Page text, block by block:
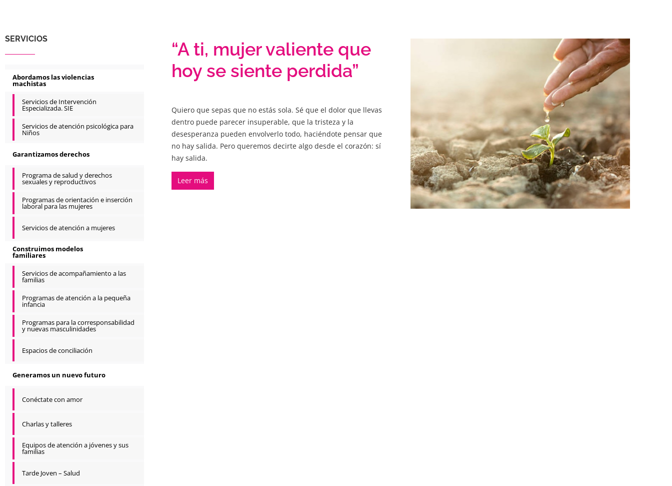
SERVICIOS
Abordamos las violencias
machistas
Servicios de Intervención
Especializada. SIE
Servicios de atención psicológica para
Niños
Garantizamos derechos
Programa de salud y derechos
sexuales y reproductivos
Programas de orientación e inserción
laboral para las mujeres
Servicios de atención a mujeres
Construimos modelos
familiares
Servicios de acompañamiento a las
familias
Programas de atención a la pequeña
infancia
Programas para la corresponsabilidad
y nuevas masculinidades
Espacios de conciliación
Generamos un nuevo futuro
Conéctate con amor
Charlas y talleres
Equipos de atención a jóvenes y sus
familias
Tarde Joven – Salud
“A ti, mujer valiente que
hoy se siente perdida”
Quiero que sepas que no estás sola. Sé que el dolor que llevas
dentro puede parecer insuperable, que la tristeza y la
desesperanza pueden envolverlo todo, haciéndote pensar que
no hay salida. Pero queremos decirte algo desde el corazón: sí
hay salida.
Leer más